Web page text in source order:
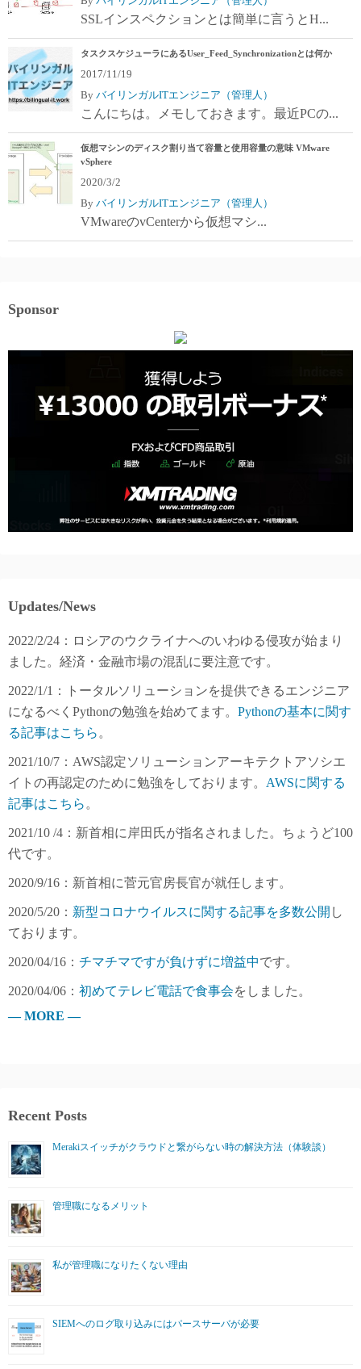
SSLインスペクションとは簡単に言うとH...
タスクスケジューラにあるUser_Feed_Synchronizationとは何か
2017/11/19
By バイリンガルITエンジニア（管理人）
こんにちは。メモしておきます。最近PCの...
仮想マシンのディスク割り当て容量と使用容量の意味 VMware
vSphere
2020/3/2
By バイリンガルITエンジニア（管理人）
VMwareのvCenterから仮想マシ...
Sponsor
Updates/News
2022/2/24：ロシアのウクライナへのいわゆる侵攻が始まり
ました。経済・金融市場の混乱に要注意です。
2022/1/1：トータルソリューションを提供できるエンジニア
になるべくPythonの勉強を始めてます。 Pythonの基本に関す
る記事はこちら 。
2021/10/7：AWS認定ソリューションアーキテクトアソシエ
イトの再認定のために勉強をしております。 AWSに関する
記事はこちら 。
2021/10 /4：新首相に岸田氏が指名されました。ちょうど100
代です。
2020/9/16：新首相に菅元官房長官が就任します。
2020/5/20： 新型コロナウイルスに関する記事を多数公開 し
ております。
2020/04/16： チマチマですが負けずに増益中です。
2020/04/06： 初めてテレビ電話で食事会をしました。
— MORE —
Recent Posts
Merakiスイッチがクラウドと繋がらない時の解決方法（体験談）
管理職になるメリット
私が管理職になりたくない理由
SIEMへのログ取り込みにはパースサーバが必要